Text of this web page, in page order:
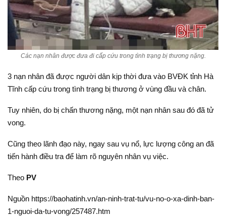
Các nạn nhân được đưa đi cấp cứu trong tình trạng bị thương nặng.
3 nạn nhân đã được người dân kịp thời đưa vào BVĐK tỉnh Hà
Tĩnh cấp cứu trong tình trạng bị thương ở vùng đầu và chân.
Tuy nhiên, do bị chấn thương nặng, một nạn nhân sau đó đã tử
vong.
Cũng theo lãnh đạo này, ngay sau vụ nổ, lực lượng công an đã
tiến hành điều tra để làm rõ nguyên nhân vụ việc.
Theo PV
Nguồn https://baohatinh.vn/an-ninh-trat-tu/vu-no-o-xa-dinh-ban-
1-nguoi-da-tu-vong/257487.htm